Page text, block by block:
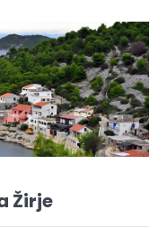
Žirje